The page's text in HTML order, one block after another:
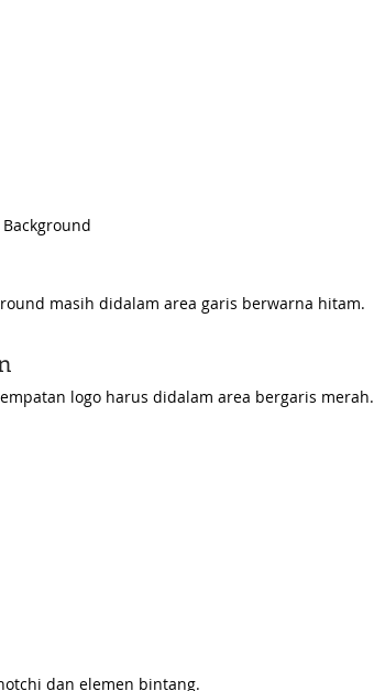
masih didalam area garis berwarna hitam.
logo harus didalam area bergaris merah.
dan elemen bintang.